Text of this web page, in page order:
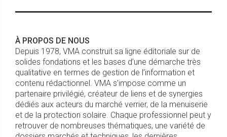
À PROPOS DE NOUS
Depuis 1978, VMA construit sa ligne éditoriale sur de
solides fondations et les bases d’une démarche très
qualitative en termes de gestion de l’information et
contenu rédactionnel. VMA s’impose comme un
partenaire privilégié, créateur de liens et de synergies
dédiés aux acteurs du marché verrier, de la menuiserie
et de la protection solaire. Chaque professionnel peut y
retrouver de nombreuses thématiques, une variété de